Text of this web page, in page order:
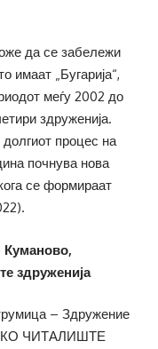
да се забележи
имаат „Бугарија“,
меѓу 2002 до
здруженија.
процес на
почнува нова
се формираат
Куманово,
здруженија
– Здружение
ЧИТАЛИШТЕ